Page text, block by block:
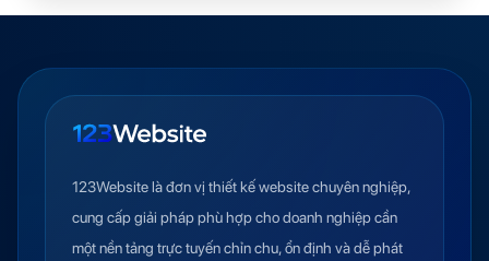
123Website là đơn vị thiết kế website chuyên nghiệp,
cung cấp giải pháp phù hợp cho doanh nghiệp cần
một nền tảng trực tuyến chỉn chu, ổn định và dễ phát